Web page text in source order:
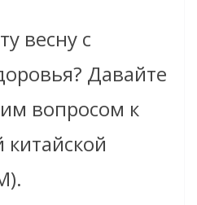
весну с
Давайте
вопросом к